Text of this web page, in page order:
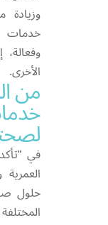
خدمات
الأخرى.
من
في
حلول
المختلفة